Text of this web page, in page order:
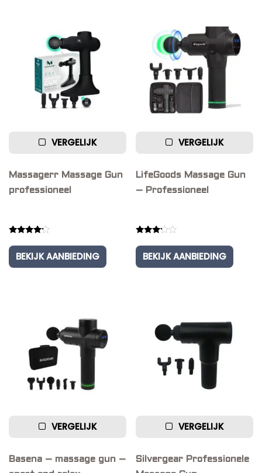
VERGELIJK
Massagerr Massage Gun
professioneel
4.00
out of 5
BEKIJK AANBIEDING
VERGELIJK
LifeGoods Massage Gun
– Professioneel
3.00
out of
5
BEKIJK AANBIEDING
VERGELIJK
Basena – massage gun –
VERGELIJK
Silvergear Professionele